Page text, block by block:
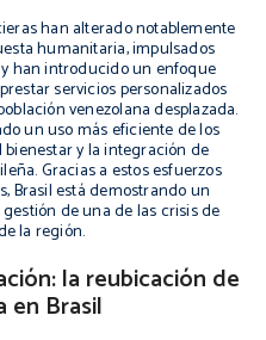
han alterado notablemente
humanitaria, impulsados
han introducido un enfoque
servicios personalizados
venezolana desplazada.
un uso más eficiente de los
y la integración de
Gracias a estos esfuerzos
Brasil está demostrando un
de una de las crisis de
la región.
la reubicación de
en Brasil